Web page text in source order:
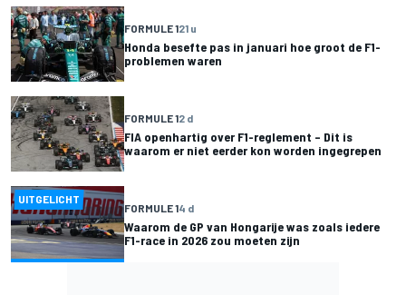
FORMULE 121 u
Honda besefte pas in januari hoe groot de F1-
problemen waren
FORMULE 12 d
FIA openhartig over F1-reglement – Dit is
waarom er niet eerder kon worden ingegrepen
UITGELICHT
FORMULE 14 d
Waarom de GP van Hongarije was zoals iedere
F1-race in 2026 zou moeten zijn